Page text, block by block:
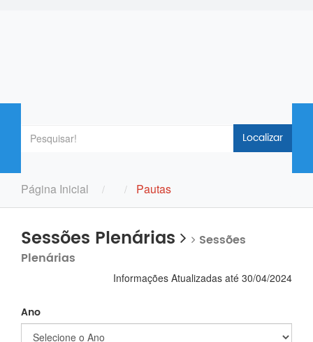
Localizar
Página Inicial Pautas
Sessões Plenárias
Sessões
Plenárias
Informações Atualizadas até 30/04/2024
Ano